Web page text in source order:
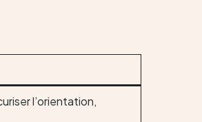
l’orientation,